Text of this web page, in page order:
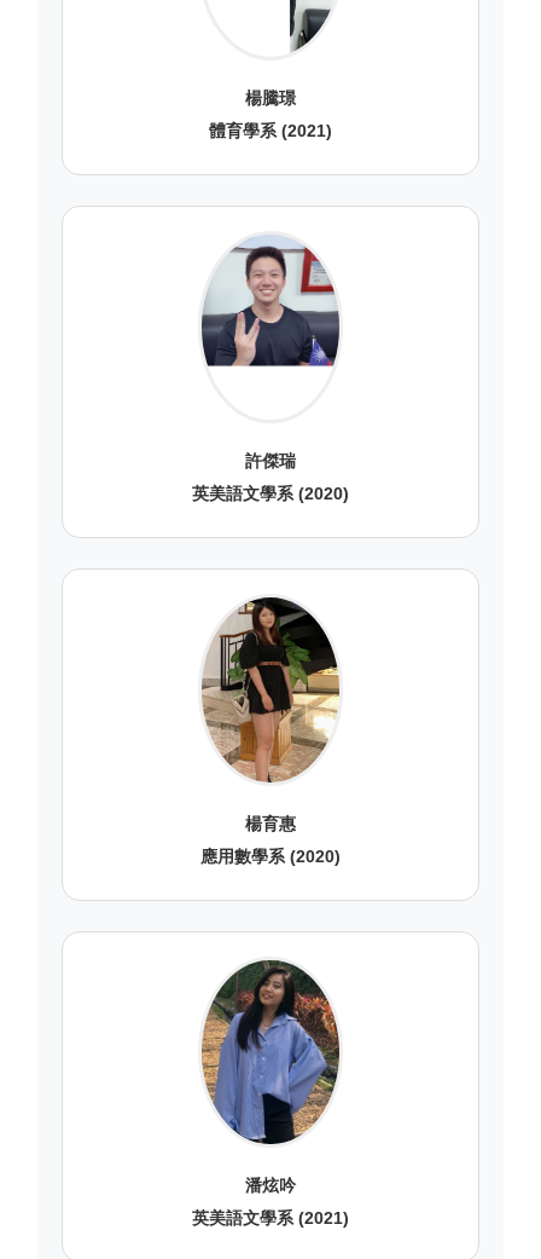
楊騰璟
體育學系 (2021)
許傑瑞
英美語文學系 (2020)
楊育惠
應用數學系 (2020)
潘炫吟
英美語文學系 (2021)